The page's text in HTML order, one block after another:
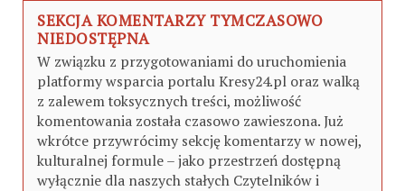
SEKCJA KOMENTARZY TYMCZASOWO
NIEDOSTĘPNA
W związku z przygotowaniami do uruchomienia
platformy wsparcia portalu Kresy24.pl oraz walką
z zalewem toksycznych treści, możliwość
komentowania została czasowo zawieszona. Już
wkrótce przywrócimy sekcję komentarzy w nowej,
kulturalnej formule – jako przestrzeń dostępną
wyłącznie dla naszych stałych Czytelników i